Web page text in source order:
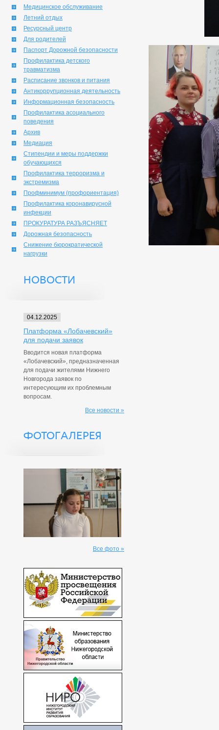
Медицинское обслуживание
Летний отдых
Ресурсный центр
Для родителей
Паспорт Дорожной безопасности
Профилактика детского
травматизма
Расписание звонков и питания
Антикоррупционная деятельность
Информационная безопасность
Профилактика асоциального
поведения
Архив
Медиация
Стипендии и меры поддержки
обучающихся
Профилактика терроризма и
экстремизма
Профминимум (профориентация)
Профилактика коронавирусной
инфекции
ПРОКУРАТУРА РАЗЪЯСНЯЕТ
Дорожная безопасность
Снижение бюрократической
нагрузки
НОВОСТИ
04.12.2025
Платформа «Лобачевский»
для подачи заявок
Вводится новая платформа
«Лобачевский», предназначенная
для подачи жителями Нижнего
Новгорода заявок по
интересующим их проблемным
вопросам.
Все новости »
ФОТОГАЛЕРЕЯ
Все фото »